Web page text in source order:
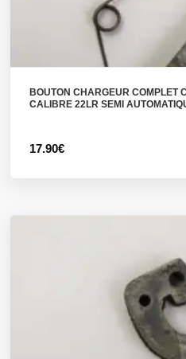
BOUTON CHARGEUR COMPLET
CALIBRE 22LR SEMI
17.90€